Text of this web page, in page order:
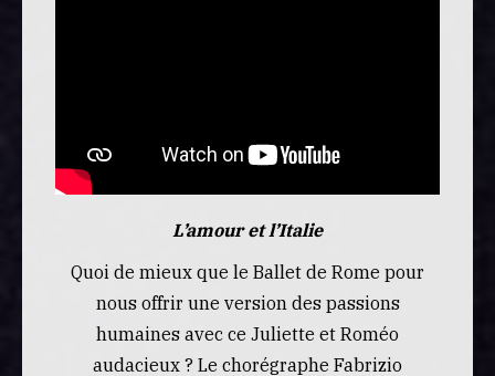
L’amour et l’Italie
Quoi de mieux que le Ballet de Rome pour
nous offrir une version des passions
humaines avec ce Juliette et Roméo
audacieux ? Le chorégraphe Fabrizio